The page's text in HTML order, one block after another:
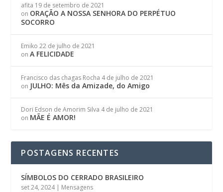
afita 19 de setembro de 2021
on ORAÇÃO A NOSSA SENHORA DO PERPÉTUO
SOCORRO
Emiko 22 de julho de 2021
onA FELICIDADE
Francisco das chagas Rocha 4 de julho de 2021
on JULHO: Mês da Amizade, do Amigo
Dori Edson de Amorim Silva 4 de julho de 2021
on MÃE É AMOR!
POSTAGENS RECENTES
SÍMBOLOS DO CERRADO BRASILEIRO
set 24, 2024| Mensagens